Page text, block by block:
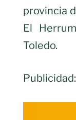
provincia
El
Toledo.
Publicidad: